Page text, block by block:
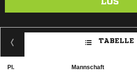
TABELLE
Pl. Mannschaft